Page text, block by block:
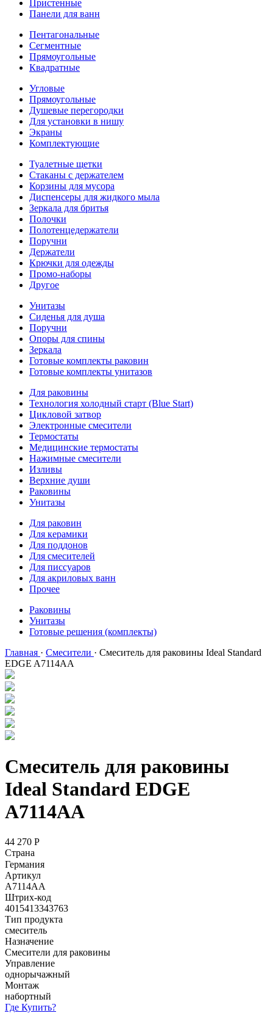
Пристенные
Панели для ванн
Пентагональные
Сегментные
Прямоугольные
Квадратные
Угловые
Прямоугольные
Душевые перегородки
Для установки в нишу
Экраны
Комплектующие
Туалетные щетки
Стаканы с держателем
Корзины для мусора
Диспенсеры для жидкого мыла
Зеркала для бритья
Полочки
Полотенцедержатели
Поручни
Держатели
Крючки для одежды
Промо-наборы
Другое
Унитазы
Сиденья для душа
Поручни
Опоры для спины
Зеркала
Готовые комплекты раковин
Готовые комплекты унитазов
Для раковины
Технология холодный старт (Blue Start)
Цикловой затвор
Электронные смесители
Термостаты
Медицинские термостаты
Нажимные смесители
Изливы
Верхние души
Раковины
Унитазы
Для раковин
Для керамики
Для поддонов
Для смесителей
Для писсуаров
Для акриловых ванн
Прочее
Раковины
Унитазы
Готовые решения (комплекты)
Главная · Смесители · Смеситель для раковины Ideal Standard
EDGE A7114AA
Смеситель для раковины
Ideal Standard EDGE
A7114AA
44 270 Р
Страна
Германия
Артикул
A7114AA
Штрих-код
4015413343763
Тип продукта
смеситель
Назначение
Смесители для раковины
Управление
однорычажный
Монтаж
набортный
Где Купить?